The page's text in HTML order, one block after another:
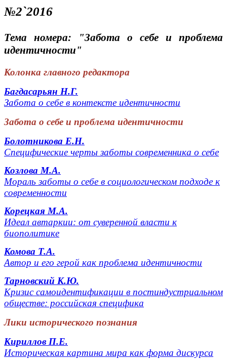
№2`2016
Тема номера: "Забота о себе и проблема
идентичности"
Колонка главного редактора
Багдасарьян Н.Г.
Забота о себе в контексте идентичности
Забота о себе и проблема идентичности
Болотникова Е.Н.
Специфические черты заботы современника о себе
Козлова М.А.
Мораль заботы о себе в социологическом подходе к
современности
Корецкая М.А.
Идеал автаркии: от суверенной власти к
биополитике
Комова Т.А.
Автор и его герой как проблема идентичности
Тарновский К.Ю.
Кризис самоидентификации в постиндустриальном
обществе: российская специфика
Лики исторического познания
Кириллов П.Е.
Историческая картина мира как форма дискурса